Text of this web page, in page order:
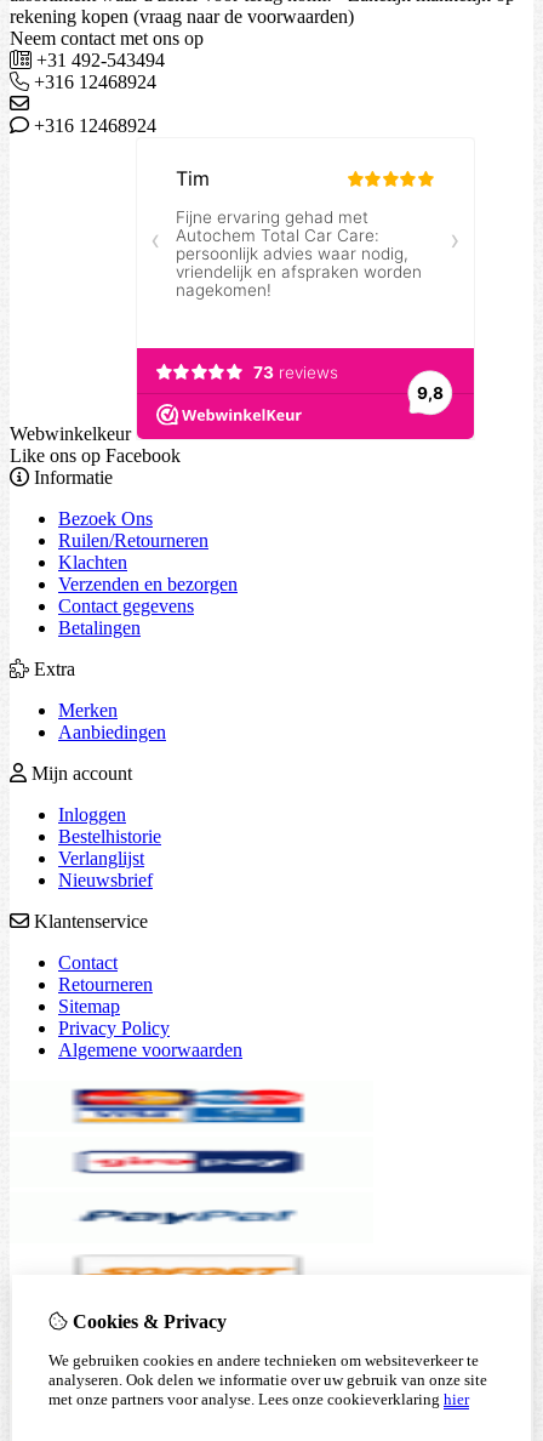
rekening kopen (vraag naar de voorwaarden)
Neem contact met ons op
+31 492-543494
+316 12468924
+316 12468924
Webwinkelkeur
Like ons op Facebook
Informatie
Bezoek Ons
Ruilen/Retourneren
Klachten
Verzenden en bezorgen
Contact gegevens
Betalingen
Extra
Merken
Aanbiedingen
Mijn account
Inloggen
Bestelhistorie
Verlanglijst
Nieuwsbrief
Klantenservice
Contact
Retourneren
Sitemap
Privacy Policy
Algemene voorwaarden
Cookies & Privacy
We gebruiken cookies en andere technieken om websiteverkeer te
analyseren. Ook delen we informatie over uw gebruik van onze site
met onze partners voor analyse. Lees onze cookieverklaring hier